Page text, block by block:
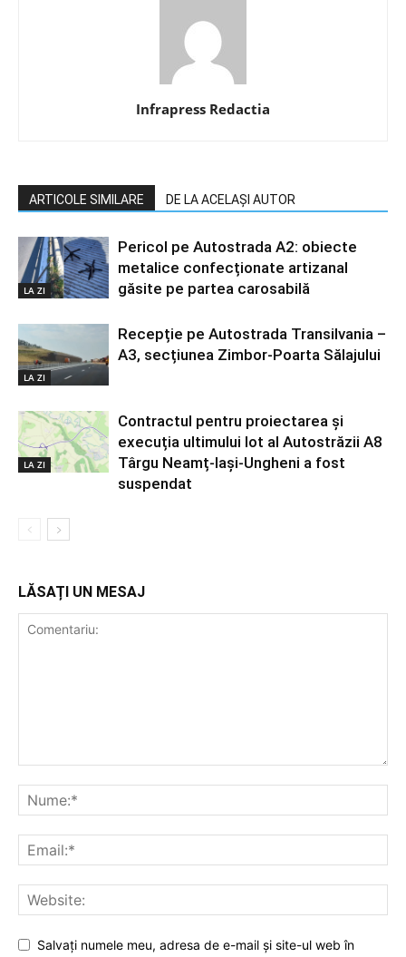
Infrapress Redactia
ARTICOLE SIMILARE DE LA ACELAȘI AUTOR
LA ZI
Pericol pe Autostrada A2: obiecte
metalice confecționate artizanal
găsite pe partea carosabilă
LA ZI
Recepție pe Autostrada Transilvania –
A3, secțiunea Zimbor-Poarta Sălajului
LA ZI
Contractul pentru proiectarea și
execuția ultimului lot al Autostrăzii A8
Târgu Neamț-Iași-Ungheni a fost
suspendat
LĂSAȚI UN MESAJ
Salvați numele meu, adresa de e-mail și site-ul web în